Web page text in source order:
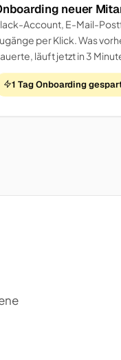
neuer
Account, E-Mail-
per Klick. Was
läuft jetzt in 3
1 Tag Onboarding